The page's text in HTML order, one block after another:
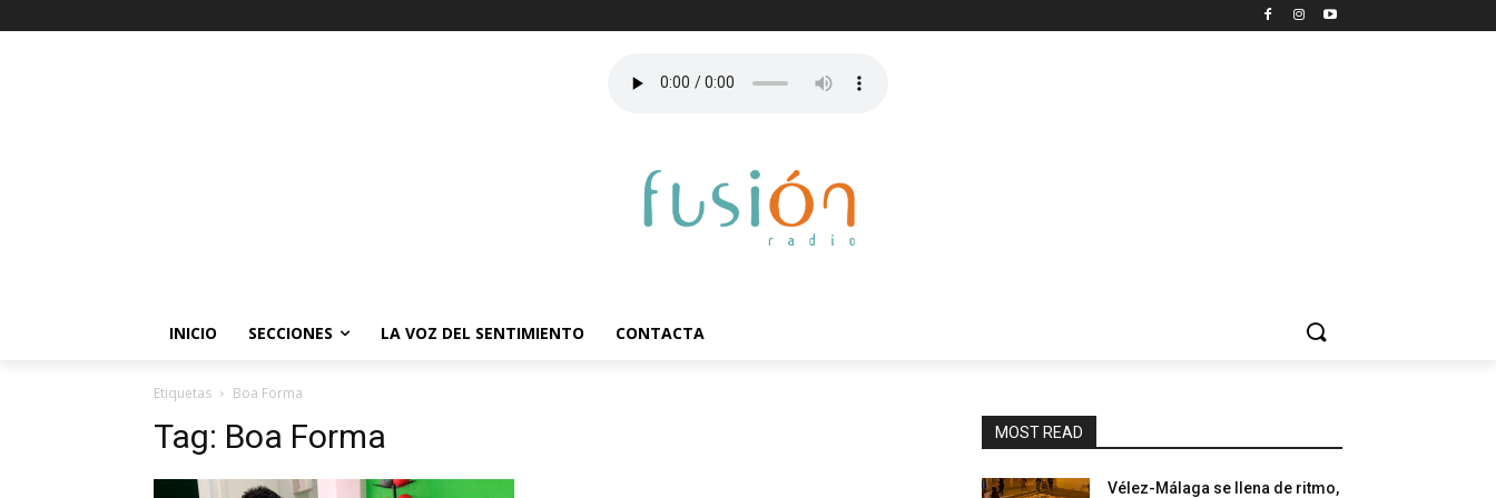
INICIO SECCIONES LA VOZ DEL SENTIMIENTO CONTACTA
Etiquetas Boa Forma
Tag: Boa Forma MOST READ
Vélez-Málaga se llena de ritmo,